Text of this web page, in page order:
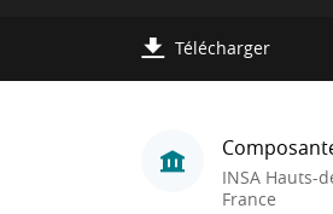
Télécharger
INSA Hauts-
France